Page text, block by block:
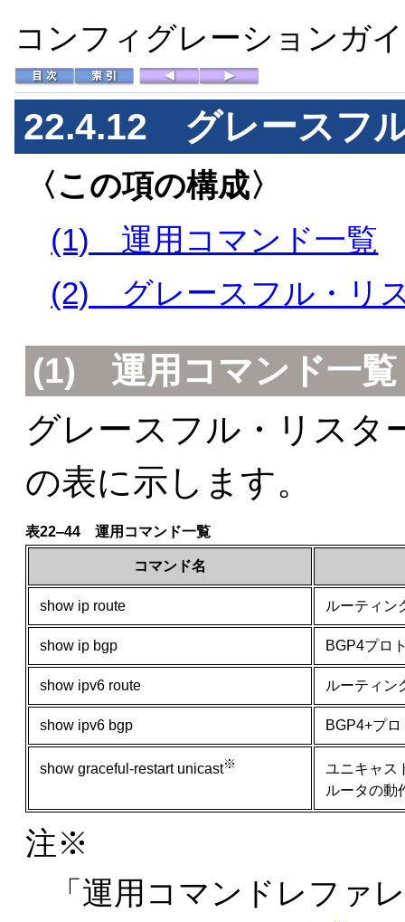
コンフィグレーションガ
22.4.12 グレースフ
〈この項の構成〉
(1) 運用コマンド一覧
(2) グレースフル・リ
(1) 運用コマンド一覧
グレースフル・リスタ
の表に示します。
表22‒44 運用コマンド一覧
コマンド名
show ip route ルーティン
show ip bgp BGP4プロ
show ipv6 route ルーティン
show ipv6 bgp BGP4+プ
show graceful-restart unicast※
ユニキャス
ルータの動
注※
「 運用コマンドレファ